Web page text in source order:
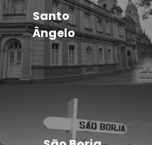
Santo
Ângelo